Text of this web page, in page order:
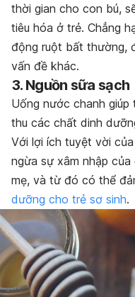
thời gian cho con bú,
tiêu hóa ở trẻ. Chẳng
động ruột bất thường,
vấn đề khác.
3. Nguồn sữa sạch
Uống nước chanh giúp
thu các chất dinh
Với lợi ích tuyệt vời
ngừa sự xâm nhập
mẹ, và từ đó có thể
dưỡng cho trẻ sơ sinh.